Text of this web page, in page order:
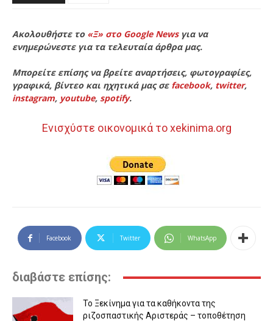
Ακολουθήστε το «Ξ» στο Google Newsγια να
ενημερώνεστε για τα τελευταία άρθρα μας.
Μπορείτε επίσης να βρείτε αναρτήσεις, φωτογραφίες,
γραφικά, βίντεο και ηχητικά μας σε facebook, twitter,
instagram, youtube, spotify.
Ενισχύστε οικονομικά το xekinima.org
Facebook Twitter WhatsApp
διαβάστε επίσης:
Το Ξεκίνημα για τα καθήκοντα της
ριζοσπαστικής Αριστεράς – τοποθέτηση